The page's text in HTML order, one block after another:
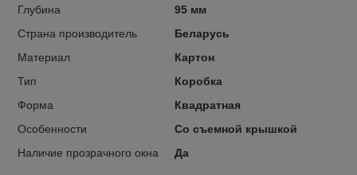
Глубина
95 мм
Страна производитель
Беларусь
Материал
Картон
Тип
Коробка
Форма
Квадратная
Особенности
Со съемной крышкой
Наличие прозрачного окна
Да